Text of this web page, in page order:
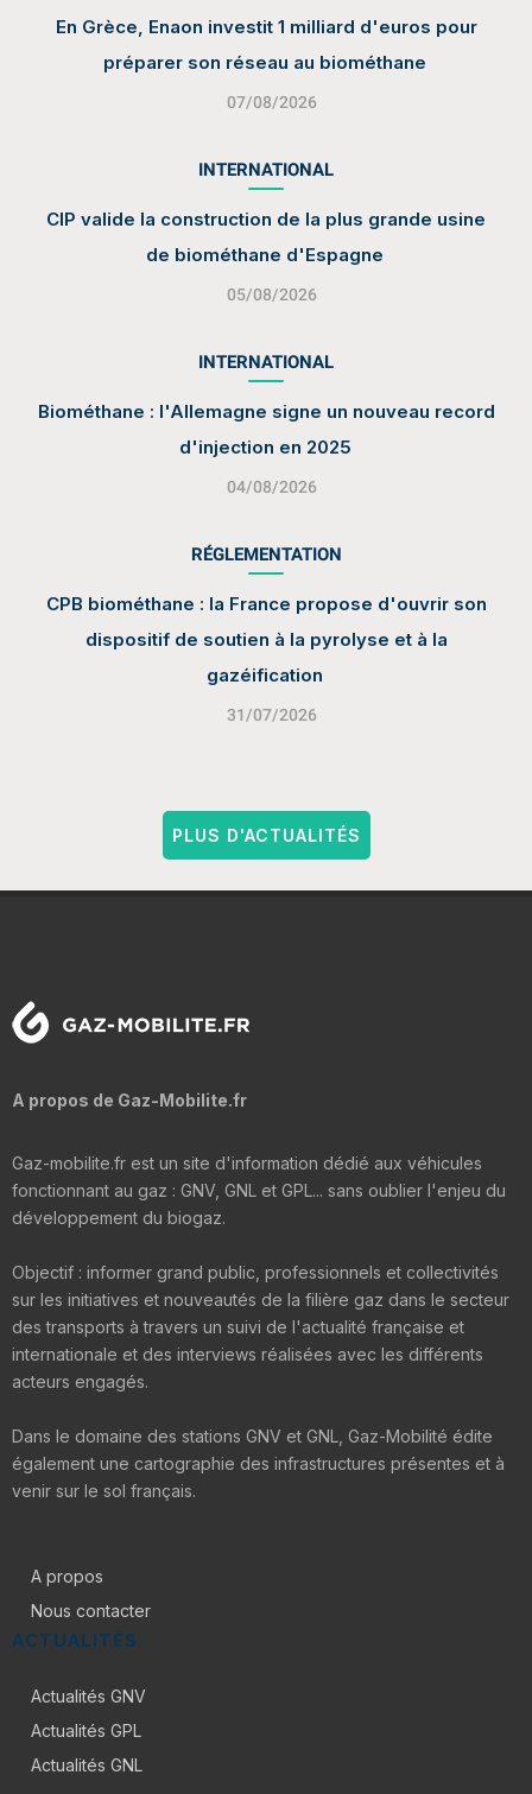
En Grèce, Enaon investit 1 milliard d'euros pour
préparer son réseau au biométhane
07/08/2026
INTERNATIONAL
CIP valide la construction de la plus grande usine
de biométhane d'Espagne
05/08/2026
INTERNATIONAL
Biométhane : l'Allemagne signe un nouveau record
d'injection en 2025
04/08/2026
RÉGLEMENTATION
CPB biométhane : la France propose d'ouvrir son
dispositif de soutien à la pyrolyse et à la
gazéification
31/07/2026
PLUS D'ACTUALITÉS
A propos de Gaz-Mobilite.fr
Gaz-mobilite.fr est un site d'information dédié aux véhicules
fonctionnant au gaz : GNV, GNL et GPL... sans oublier l'enjeu du
développement du biogaz.
Objectif : informer grand public, professionnels et collectivités
sur les initiatives et nouveautés de la filière gaz dans le secteur
des transports à travers un suivi de l'actualité française et
internationale et des interviews réalisées avec les différents
acteurs engagés.
Dans le domaine des stations GNV et GNL, Gaz-Mobilité édite
également une cartographie des infrastructures présentes et à
venir sur le sol français.
A propos
Nous contacter
ACTUALITÉS
Actualités GNV
Actualités GPL
Actualités GNL